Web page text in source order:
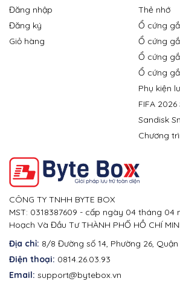
Đăng nhập
Đăng ký
Giỏ hàng
Thẻ nhớ
Ổ cứng
Ổ cứng
Ổ cứng
Ổ cứng
Phụ kiện
FIFA 2026
Sandisk
Chương
CÔNG TY TNHH BYTE BOX
MST: 0318387609 - cấp ngày 04 tháng 04
Hoạch Và Đầu Tư THÀNH PHỐ HỒ CHÍ
Địa chỉ: 8/8 Đường số 14, Phường 26, Quận
Điện thoại: 0814.26.03.93
Email: support@bytebox.vn